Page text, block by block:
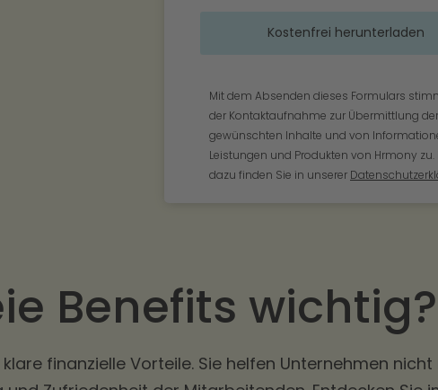
Mit dem Absenden dieses Formulars
der Kontaktaufnahme zur Übermittlung der
gewünschten Inhalte und von
Leistungen und Produkten von Hrmony zu.
dazu finden Sie in unserer
Benefits wichtig?
finanzielle Vorteile. Sie helfen Unternehmen nicht